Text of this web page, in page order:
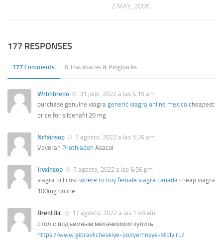
2 MAY, 2006
177 RESPONSES
177 Comments 0 Trackbacks & Pingbacks
Wrbhbreno
31 julio, 2022 a las 6:15 am
purchase genuine viagra generic viagra online mexico cheapest
price for sildenafil 20 mg
Nrfxinsop
7 agosto, 2022 a las 5:26 am
Voveran Prothiaden Asacol
Jrvxinsop
7 agosto, 2022 a las 6:56 pm
viagra pill cost where to buy female viagra canada cheap viagra
100mg online
BrentBic
17 agosto, 2022 a las 1:48 am
стол с подъемным механизмом купить
https://www.gidravlicheskiye-podyemnyye-stoly.ru/